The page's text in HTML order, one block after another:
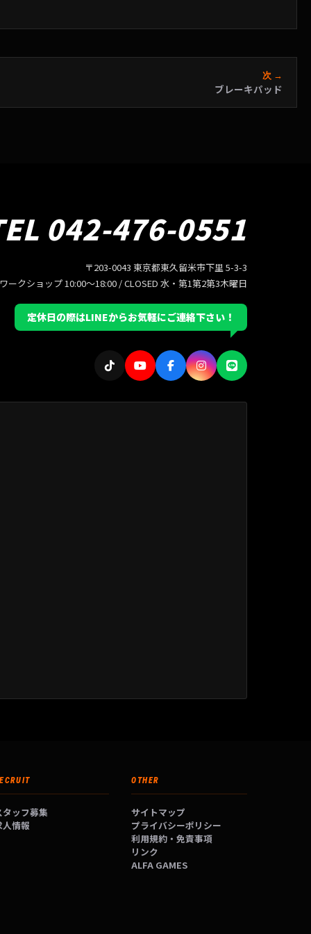
次 →
ブレーキパッド
042-476-0551
〒203-0043 東京都東久留米市下里 5-3-3
ークショップ 10:00〜18:00 / CLOSED 水・第1第2第3木曜日
定休日の際はLINEからお気軽にご連絡下さい！
タッフ募集
人情報
OTHER
サイトマップ
プライバシーポリシー
利用規約・免責事項
リンク
ALFA GAMES